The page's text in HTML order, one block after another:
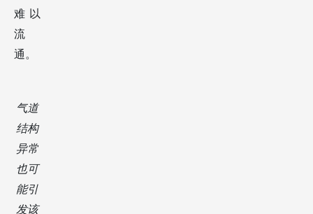
难以
流
通。
气道
结构
异常
也可
能引